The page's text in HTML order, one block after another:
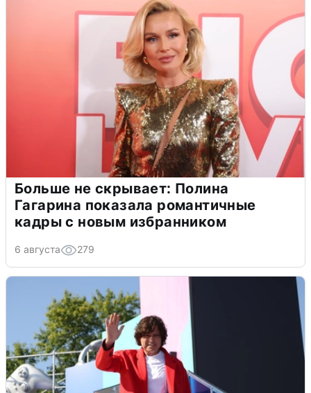
Больше не скрывает: Полина
Гагарина показала романтичные
кадры с новым избранником
6 августа 279